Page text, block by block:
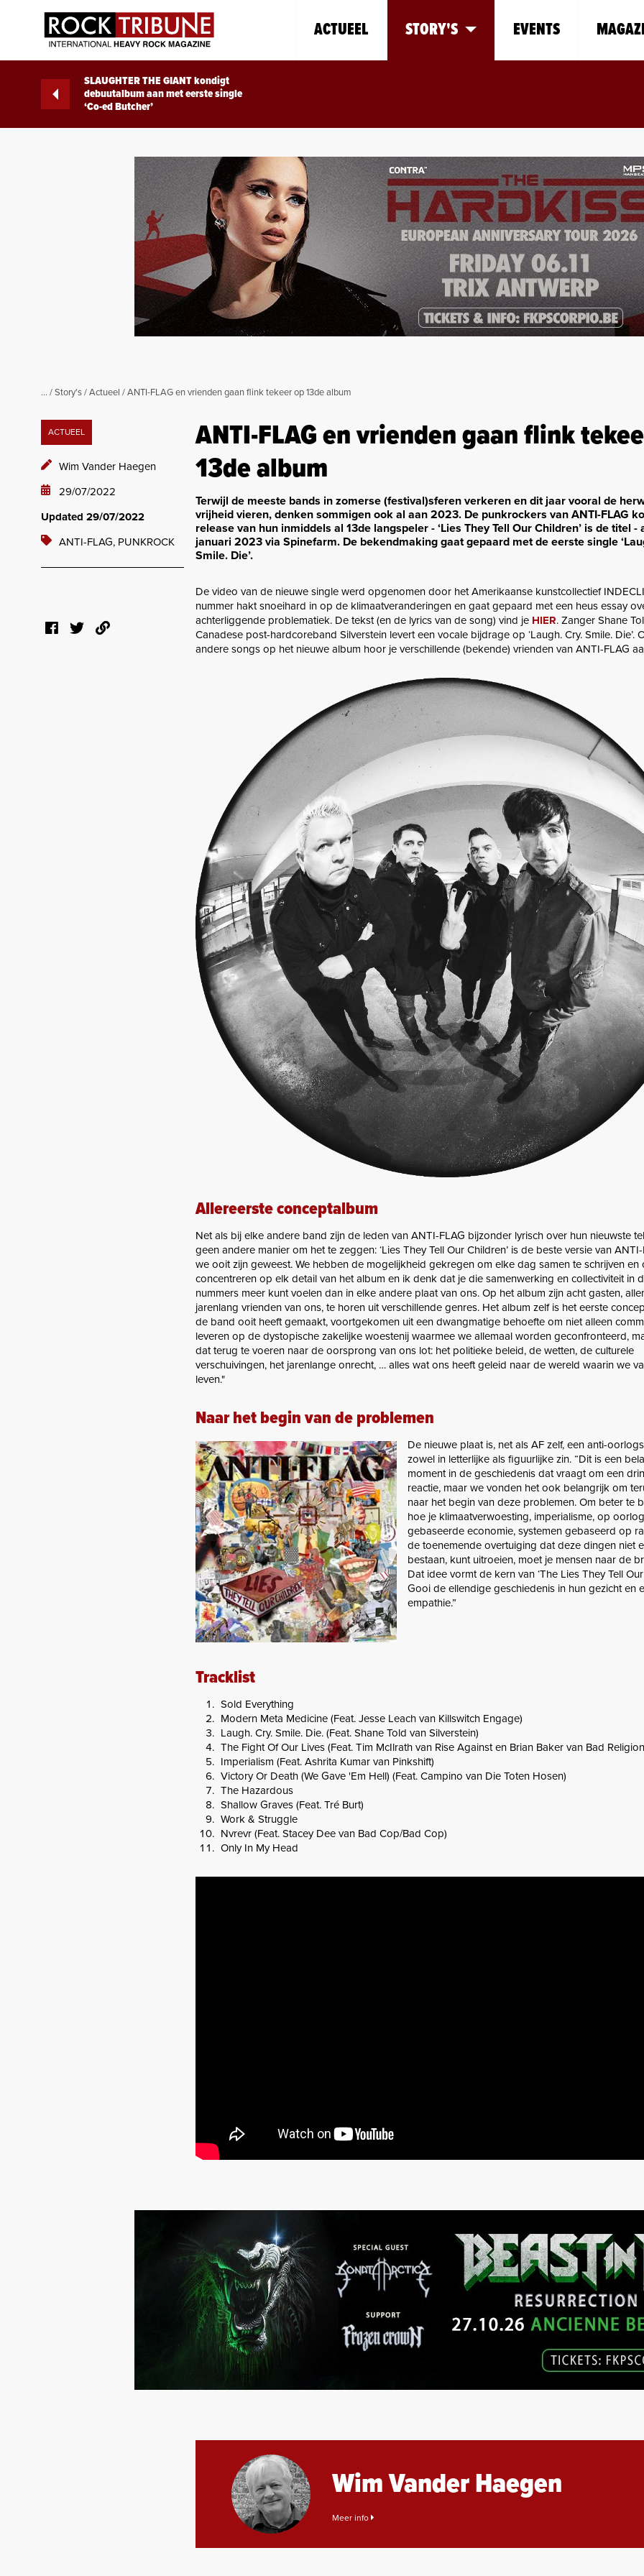
ACTUEEL STORY'S EVENTS
SLAUGHTER THE GIANT kondigt
debuutalbum aan met eerste single
‘Co-ed Butcher’
... /Story's/Actueel /ANTI-FLAG en vrienden gaan flink tekeer op 13de album
ACTUEEL
Wim Vander Haegen
29/07/2022
Updated 29/07/2022
ANTI-FLAG, PUNKROCK
ANTI-FLAG en vrienden gaan flink
13de album
Terwijl de meeste bands in zomerse (festival)sferen verkeren en dit jaar vooral de
vrijheid vieren, denken sommigen ook al aan 2023. De punkrockers van ANTI-FLAG
release van hun inmiddels al 13de langspeler - ‘Lies They Tell Our Children’ is de titel -
januari 2023 via Spinefarm. De bekendmaking gaat gepaard met de eerste single
Smile. Die’.
De video van de nieuwe single werd opgenomen door het Amerikaanse kunstcollectief
nummer hakt snoeihard in op de klimaatveranderingen en gaat gepaard met een heus essay
achterliggende problematiek. De tekst (en de lyrics van de song) vind je HIER. Zanger Shane
Canadese post-hardcoreband Silverstein levert een vocale bijdrage op ‘Laugh. Cry. Smile. Die’.
andere songs op het nieuwe album hoor je verschillende (bekende) vrienden van ANTI-FLAG
Allereerste conceptalbum
Net als bij elke andere band zijn de leden van ANTI-FLAG bijzonder lyrisch over hun nieuwste
geen andere manier om het te zeggen: ‘Lies They Tell Our Children’ is de beste versie van
we ooit zijn geweest. We hebben de mogelijkheid gekregen om elke dag samen te schrijven en
concentreren op elk detail van het album en ik denk dat je die samenwerking en collectiviteit in
nummers meer kunt voelen dan in elke andere plaat van ons. Op het album zijn acht gasten,
jarenlang vrienden van ons, te horen uit verschillende genres. Het album zelf is het eerste
de band ooit heeft gemaakt, voortgekomen uit een dwangmatige behoefte om niet alleen
leveren op de dystopische zakelijke woestenij waarmee we allemaal worden geconfronteerd,
dat terug te voeren naar de oorsprong van ons lot: het politieke beleid, de wetten, de culturele
verschuivingen, het jarenlange onrecht, … alles wat ons heeft geleid naar de wereld waarin we
leven."
Naar het begin van de problemen
De nieuwe plaat is, net als AF zelf, een anti-
zowel in letterlijke als figuurlijke zin. “Dit is een
moment in de geschiedenis dat vraagt ​​om een
reactie, maar we vonden het ook belangrijk om
naar het begin van deze problemen. Om beter te
hoe je klimaatverwoesting, imperialisme, op oorlog
gebaseerde economie, systemen gebaseerd op
de toenemende overtuiging dat deze dingen niet
bestaan, kunt uitroeien, moet je mensen naar de
Dat idee vormt de kern van ‘The Lies They Tell Our
Gooi de ellendige geschiedenis in hun gezicht en
empathie.”
Tracklist
Sold Everything
Modern Meta Medicine (Feat. Jesse Leach van Killswitch Engage)
Laugh. Cry. Smile. Die. (Feat. Shane Told van Silverstein)
The Fight Of Our Lives (Feat. Tim McIlrath van Rise Against en Brian Baker van Bad
Imperialism (Feat. Ashrita Kumar van Pinkshift)
Victory Or Death (We Gave 'Em Hell) (Feat. Campino van Die Toten Hosen)
The Hazardous
Shallow Graves (Feat. Tré Burt)
Work & Struggle
Nvrevr (Feat. Stacey Dee van Bad Cop/Bad Cop)
Only In My Head
Wim Vander Haegen
Meer info